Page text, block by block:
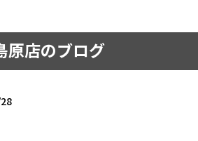
原店のブログ